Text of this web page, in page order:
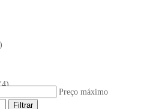
Preço máximo
Filtrar